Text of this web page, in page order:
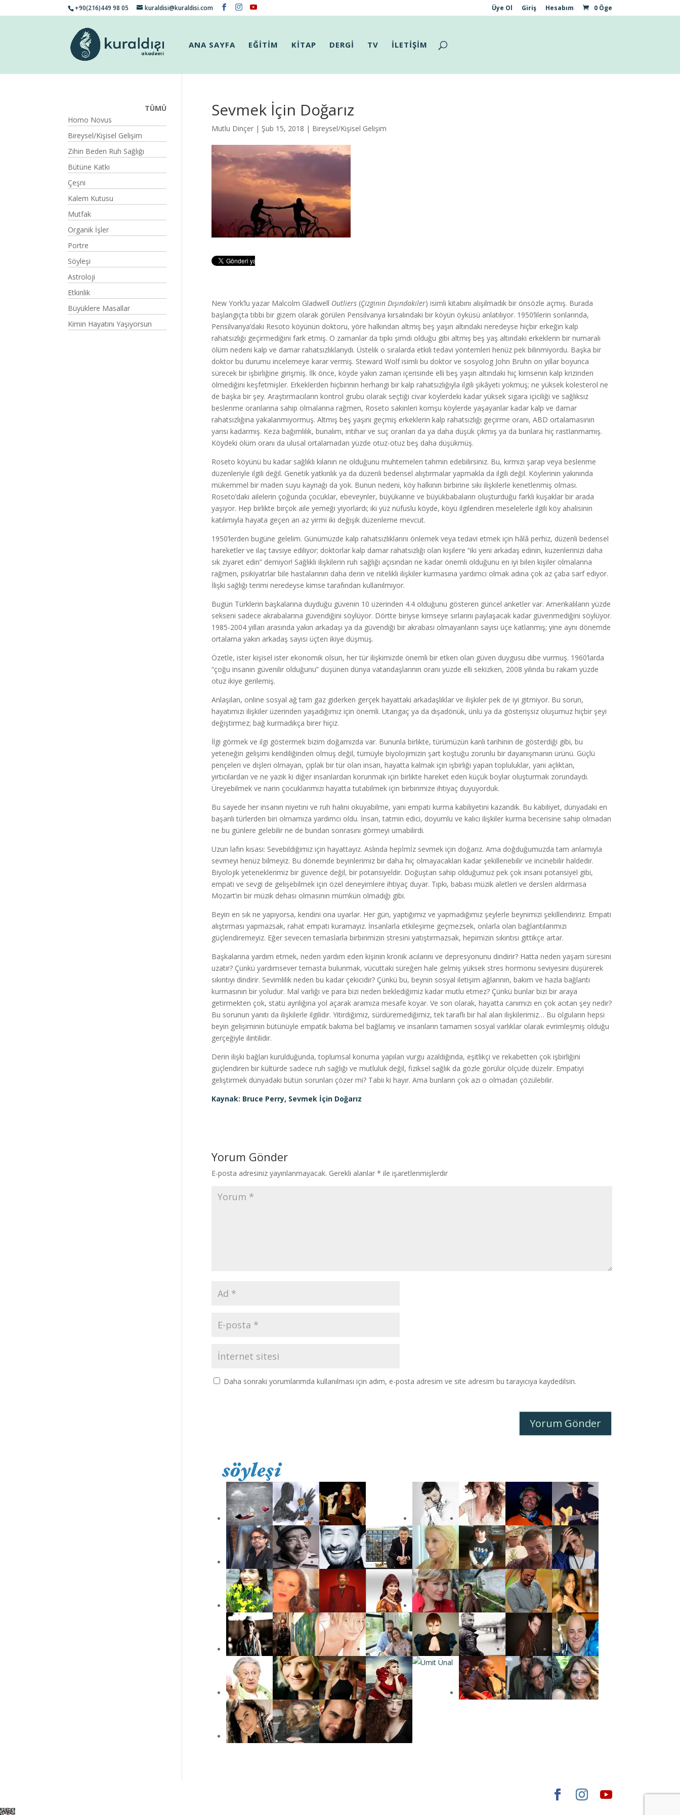
+90(216)449 98 05 kuraldisi@kuraldisi.com Üye Ol Giriş Hesabım 0 Öge
ANA SAYFA EĞİTİM KİTAP DERGİ TV İLETİŞİM
Sevmek İçin Doğarız
Mutlu Dinçer| Şub 15, 2018 | Bireysel/Kişisel Gelişim
New York’lu yazar Malcolm Gladwell Outliers(Çizginin Dışındakiler) isimli kitabını alışılmadık bir önsözle açmış. Burada
başlangıçta tıbbi bir gizem olarak görülen Pensilvanya kırsalındaki bir köyün öyküsü anlatılıyor. 1950’lilerin sonlarında,
Pensilvanya’daki Resoto köyünün doktoru, yöre halkından altmış beş yaşın altındaki neredeyse hiçbir erkeğin kalp
rahatsızlığı geçirmediğini fark etmiş. O zamanlar da tıpkı şimdi olduğu gibi altmış beş yaş altındaki erkeklerin bir numaralı
ölüm nedeni kalp ve damar rahatsızlıklarıydı. Üstelik o sıralarda etkili tedavi yöntemleri henüz pek bilinmiyordu. Başka bir
doktor bu durumu incelemeye karar vermiş. Steward Wolf isimli bu doktor ve sosyolog John Bruhn on yıllar boyunca
sürecek bir işbirliğine girişmiş. İlk önce, köyde yakın zaman içerisinde elli beş yaşın altındaki hiç kimsenin kalp krizinden
ölmediğini keşfetmişler. Erkeklerden hiçbirinin herhangi bir kalp rahatsızlığıyla ilgili şikâyeti yokmuş; ne yüksek kolesterol ne
de başka bir şey. Araştırmacıların kontrol grubu olarak seçtiği civar köylerdeki kadar yüksek sigara içiciliği ve sağlıksız
beslenme oranlarına sahip olmalarına rağmen, Roseto sakinleri komşu köylerde yaşayanlar kadar kalp ve damar
rahatsızlığına yakalanmıyormuş. Altmış beş yaşını geçmiş erkeklerin kalp rahatsızlığı geçirme oranı, ABD ortalamasının
yarısı kadarmış. Keza bağımlılık, bunalım, intihar ve suç oranları da ya daha düşük çıkmış ya da bunlara hiç rastlanmamış.
Köydeki ölüm oranı da ulusal ortalamadan yüzde otuz-otuz beş daha düşükmüş.
Roseto köyünü bu kadar sağlıklı kılanın ne olduğunu muhtemelen tahmin edebilirsiniz. Bu, kırmızı şarap veya beslenme
düzenleriyle ilgili değil. Genetik yatkınlık ya da düzenli bedensel alıştırmalar yapmakla da ilgili değil. Köylerinin yakınında
mükemmel bir maden suyu kaynağı da yok. Bunun nedeni, köy halkının birbirine sıkı ilişkilerle kenetlenmiş olması.
Roseto’daki ailelerin çoğunda çocuklar, ebeveynler, büyükanne ve büyükbabaların oluşturduğu farklı kuşaklar bir arada
yaşıyor. Hep birlikte birçok aile yemeği yiyorlardı; iki yüz nüfuslu köyde, köyü ilgilendiren meselelerle ilgili köy ahalisinin
katılımıyla hayata geçen an az yirmi iki değişik düzenleme mevcut.
1950’lerden bugüne gelelim. Günümüzde kalp rahatsızlıklarını önlemek veya tedavi etmek için hâlâ perhiz, düzenli bedensel
hareketler ve ilaç tavsiye ediliyor; doktorlar kalp damar rahatsızlığı olan kişilere “iki yeni arkadaş edinin, kuzenlerinizi daha
sık ziyaret edin” demiyor! Sağlıklı ilişkilerin ruh sağlığı açısından ne kadar önemli olduğunu en iyi bilen kişiler olmalarına
rağmen, psikiyatrlar bile hastalarının daha derin ve nitelikli ilişkiler kurmasına yardımcı olmak adına çok az çaba sarf ediyor.
İlişki sağlığı terimi neredeyse kimse tarafından kullanılmıyor.
Bugün Türklerin başkalarına duyduğu güvenin 10 üzerinden 4.4 olduğunu gösteren güncel anketler var. Amerikalıların yüzde
sekseni sadece akrabalarına güvendiğini söylüyor. Dörtte biriyse kimseye sırlarını paylaşacak kadar güvenmediğini söylüyor.
1985-2004 yılları arasında yakın arkadaşı ya da güvendiği bir akrabası olmayanların sayısı üçe katlanmış; yine aynı dönemde
ortalama yakın arkadaş sayısı üçten ikiye düşmüş.
Özetle, ister kişisel ister ekonomik olsun, her tür ilişkimizde önemli bir etken olan güven duygusu dibe vurmuş. 1960’larda
“çoğu insanın güvenilir olduğunu” düşünen dünya vatandaşlarının oranı yüzde elli sekizken, 2008 yılında bu rakam yüzde
otuz ikiye gerilemiş.
Anlaşılan, online sosyal ağ tam gaz giderken gerçek hayattaki arkadaşlıklar ve ilişkiler pek de iyi gitmiyor. Bu sorun,
hayatımızı ilişkiler üzerinden yaşadığımız için önemli. Utangaç ya da dışadönük, ünlü ya da gösterişsiz oluşumuz hiçbir şeyi
değiştirmez; bağ kurmadıkça birer hiçiz.
İlgi görmek ve ilgi göstermek bizim doğamızda var. Bununla birlikte, türümüzün kanlı tarihinin de gösterdiği gibi, bu
yeteneğin gelişimi kendiliğinden olmuş değil, tümüyle biyolojimizin şart koştuğu zorunlu bir dayanışmanın ürünü. Güçlü
pençeleri ve dişleri olmayan, çıplak bir tür olan insan, hayatta kalmak için işbirliği yapan topluluklar, yani açlıktan,
yırtıcılardan ve ne yazık ki diğer insanlardan korunmak için birlikte hareket eden küçük boylar oluşturmak zorundaydı.
Üreyebilmek ve narin çocuklarımızı hayatta tutabilmek için birbirimize ihtiyaç duyuyorduk.
Bu sayede her insanın niyetini ve ruh halini okuyabilme, yani empati kurma kabiliyetini kazandık. Bu kabiliyet, dünyadaki en
başarılı türlerden biri olmamıza yardımcı oldu. İnsan, tatmin edici, doyumlu ve kalıcı ilişkiler kurma becerisine sahip olmadan
ne bu günlere gelebilir ne de bundan sonrasını görmeyi umabilirdi.
Uzun lafın kısası: Sevebildiğimiz için hayattayız. Aslında hepİmİz sevmek için doğarız. Ama doğduğumuzda tam anlamıyla
sevmeyi henüz bilmeyiz. Bu dönemde beyinlerimiz bir daha hiç olmayacakları kadar şekillenebilir ve incinebilir haldedir.
Biyolojik yeteneklerimiz bir güvence değil, bir potansiyeldir. Doğuştan sahip olduğumuz pek çok insani potansiyel gibi,
empati ve sevgi de gelişebilmek için özel deneyimlere ihtiyaç duyar. Tıpkı, babası müzik aletleri ve dersleri aldırmasa
Mozart’ın bir müzik dehası olmasının mümkün olmadığı gibi.
Beyin en sık ne yapıyorsa, kendini ona uyarlar. Her gün, yaptığımız ve yapmadığımız şeylerle beynimizi şekillendiririz. Empati
alıştırması yapmazsak, rahat empati kuramayız. İnsanlarla etkileşime geçmezsek, onlarla olan bağlantılarımızı
güçlendiremeyiz. Eğer sevecen temaslarla birbirimizin stresini yatıştırmazsak, hepimizin sıkıntısı gittikçe artar.
Başkalarına yardım etmek, neden yardım eden kişinin kronik acılarını ve depresyonunu dindirir? Hatta neden yaşam süresini
uzatır? Çünkü yardımsever temasta bulunmak, vücuttaki süreğen hale gelmiş yüksek stres hormonu seviyesini düşürerek
sıkıntıyı dindirir. Sevimlilik neden bu kadar çekicidir? Çünkü bu, beynin sosyal iletişim ağlarının, bakım ve hazla bağlantı
kurmasının bir yoludur. Mal varlığı ve para bizi neden beklediğimiz kadar mutlu etmez? Çünkü bunlar bizi bir araya
getirmekten çok, statü ayrılığına yol açarak aramıza mesafe koyar. Ve son olarak, hayatta canımızı en çok acıtan şey nedir?
Bu sorunun yanıtı da ilişkilerle ilgilidir. Yitirdiğimiz, sürdüremediğimiz, tek taraflı bir hal alan ilişkilerimiz… Bu olguların hepsi
beyin gelişiminin bütünüyle empatik bakıma bel bağlamış ve insanların tamamen sosyal varlıklar olarak evrimleşmiş olduğu
gerçeğiyle ilintilidir.
Derin ilişki bağları kurulduğunda, toplumsal konuma yapılan vurgu azaldığında, eşitlikçi ve rekabetten çok işbirliğini
güçlendiren bir kültürde sadece ruh sağlığı ve mutluluk değil, fiziksel sağlık da gözle görülür ölçüde düzelir. Empatiyi
geliştirmek dünyadaki bütün sorunları çözer mi? Tabii ki hayır. Ama bunların çok azı o olmadan çözülebilir.
Kaynak: Bruce Perry, Sevmek İçin Doğarız
Yorum Gönder
E-posta adresiniz yayınlanmayacak. Gerekli alanlar * ile işaretlenmişlerdir
Daha sonraki yorumlarımda kullanılması için adım, e-posta adresim ve site adresim bu tarayıcıya kaydedilsin.
TÜMÜ
Homo Novus
Bireysel/Kişisel Gelişim
Zihin Beden Ruh Sağlığı
Bütüne Katkı
Çeşni
Kalem Kutusu
Mutfak
Organik İşler
Portre
Söyleşi
Astroloji
Etkinlik
Büyüklere Masallar
Kimin Hayatını Yaşıyorsun